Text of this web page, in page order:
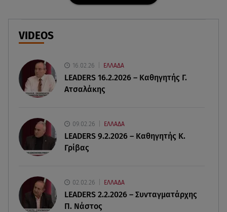
ΕΦΕΤ: Ανακαλείται πασίγνωστη μαρμελάδα
φράουλα
09.08.26 , 10:13
«Καρφίτσα δεν πέφτει» στα λιμάνια
09.08.26 , 10:10
09.08.26 , 10:00
Σαλάτα ζυμαρικών: 20 ιδέες για εύκολες και
09.08.26 , 09:49
Καιρός: Red Code σε Αττική και άλλες 5 περιοχές
VIDEOS
16.02.26 ΕΛΛΑΔΑ
LEADERS 16.2.2026 – Καθηγητής Γ.
Ατσαλάκης
09.02.26 ΕΛΛΑΔΑ
LEADERS 9.2.2026 – Καθηγητής Κ.
Γρίβας
02.02.26 ΕΛΛΑΔΑ
LEADERS 2.2.2026 – Συνταγματάρχης
Π. Νάστος